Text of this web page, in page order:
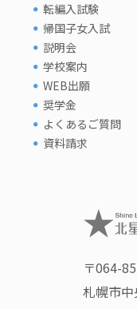
転編入試験
帰国子女入試
説明会
学校案内
WEB出願
奨学金
よくあるご質問
資料請求
〒064-
札幌市